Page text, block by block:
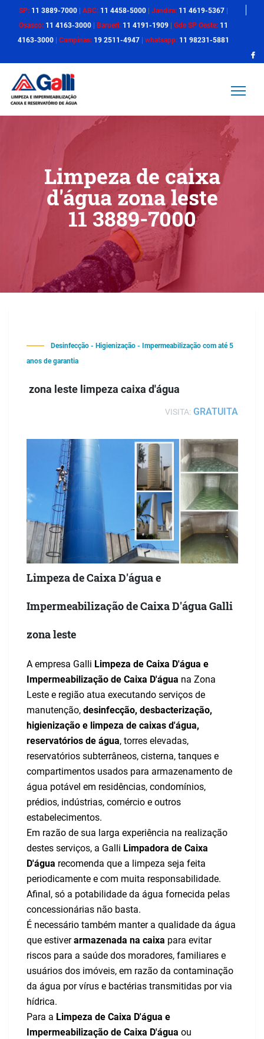
SP: 11 3889-7000| ABC: 11 4458-5000| Jandira: 11 4619-5367|
Osasco: 11 4163-3000| Barueri: 11 4191-1909| Gde SP Oeste: 11
4163-3000| Campinas: 19 2511-4947| whatsapp: 11 98231-5881
Limpeza de caixa
d'água zona leste
11 3889-7000
Desinfecção - Higienização - Impermeabilização com até 5
anos de garantia
zona leste limpeza caixa d'água
VISITA: GRATUITA
Limpeza de Caixa D'água e
Impermeabilização de Caixa D'águaGalli
zona leste
A empresa Galli Limpeza de Caixa D'água e
Impermeabilização de Caixa D'água na Zona
Leste e região atua executando serviços de
manutenção, desinfecção, desbacterização,
higienização e limpeza de caixas d'água,
reservatórios de água, torres elevadas,
reservatórios subterrâneos, cisterna, tanques e
compartimentos usados para armazenamento de
água potável em residências, condomínios,
prédios, indústrias, comércio e outros
estabelecimentos.
Em razão de sua larga experiência na realização
destes serviços, a Galli Limpadora de Caixa
D'água recomenda que a limpeza seja feita
periodicamente e com muita responsabilidade.
Afinal, só a potabilidade da água fornecida pelas
concessionárias não basta.
É necessário também manter a qualidade da água
que estiverarmazenada na caixa para evitar
riscos para a saúde dos moradores, familiares e
usuários dos imóveis, em razão da contaminação
da água por vírus e bactérias transmitidas por via
hídrica.
Para a Limpeza de Caixa D'água e
Impermeabilização de Caixa D'água ou